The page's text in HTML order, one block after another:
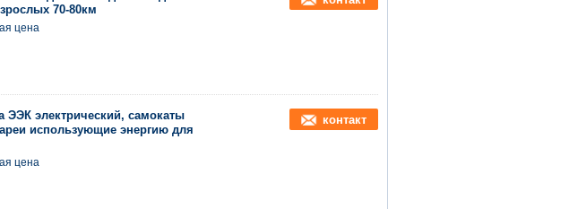
70-80км
цена
ЭЭК электрический, самокаты
использующие энергию для
контакт
цена